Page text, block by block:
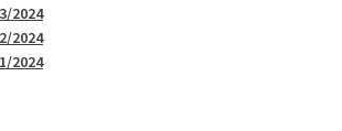
2024
2024
2024